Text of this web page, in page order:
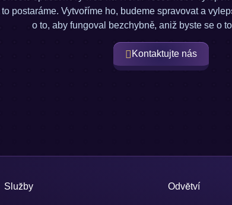
to postaráme. Vytvoříme ho, budeme spravovat a
o to, aby fungoval bezchybně, aniž byste se o
Kontaktujte nás
Služby Odvětví